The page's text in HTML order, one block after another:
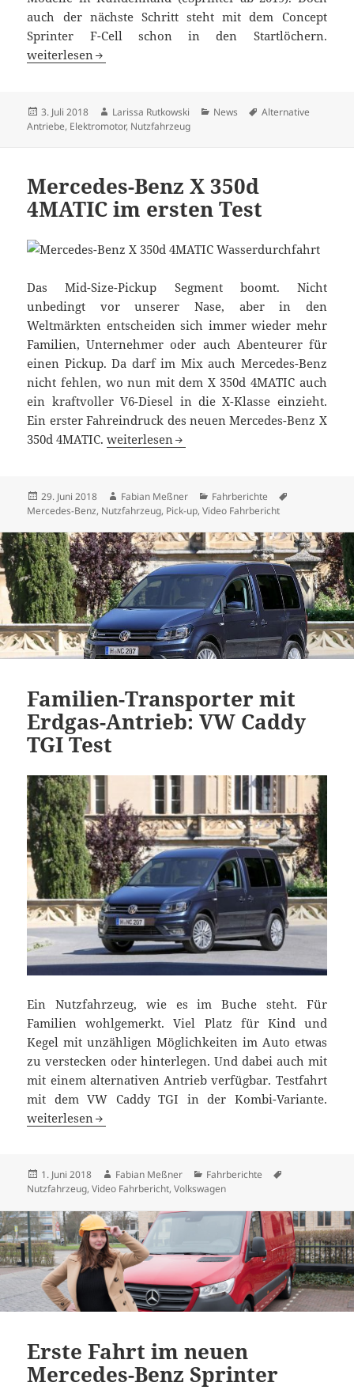
auch der nächste Schritt steht mit dem Concept
Sprinter F-Cell schon in den Startlöchern.
Electric Everything: Mercedes-Benz Nutzfahrzeug-
weiterlesen
Veröffentlicht
am
3. Juli 2018 Autor
Larissa Rutkowski Kategorien
News Schlagwörter
Alternative
Antriebe, Elektromotor, Nutzfahrzeug
Mercedes-Benz X 350d
4MATIC im ersten Test
Das Mid-Size-Pickup Segment boomt. Nicht
unbedingt vor unserer Nase, aber in den
Weltmärkten entscheiden sich immer wieder mehr
Familien, Unternehmer oder auch Abenteurer für
einen Pickup. Da darf im Mix auch Mercedes-Benz
nicht fehlen, wo nun mit dem X 350d 4MATIC auch
ein kraftvoller V6-Diesel in die X-Klasse einzieht.
Ein erster Fahreindruck des neuen Mercedes-Benz X
350d 4MATIC.Mercedes-Benz X 350d 4MATIC im ersten
weiterlesen
Veröffentlicht
am
29. Juni 2018 Autor
Fabian Meßner Kategorien
Fahrberichte
Mercedes-Benz, Nutzfahrzeug, Pick-up,Video Fahrbericht
Familien-Transporter mit
Erdgas-Antrieb: VW Caddy
TGI Test
Ein Nutzfahrzeug, wie es im Buche steht. Für
Familien wohlgemerkt. Viel Platz für Kind und
Kegel mit unzähligen Möglichkeiten im Auto etwas
zu verstecken oder hinterlegen. Und dabei auch mit
mit einem alternativen Antrieb verfügbar. Testfahrt
mit dem VW Caddy TGI in der Kombi-Variante.
Familien-Transporter mit Erdgas-Antrieb: VW Caddy TGI
weiterlesen
Veröffentlicht
am
1. Juni 2018 Autor
Fabian Meßner Kategorien
Fahrberichte
Nutzfahrzeug,Video Fahrbericht,Volkswagen
Erste Fahrt im neuen
Mercedes-Benz Sprinter